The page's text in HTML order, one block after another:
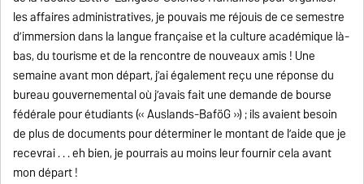
les affaires administratives, je pouvais me réjouis de ce semestre
d’immersion dans la langue française et la culture académique là-
bas, du tourisme et de la rencontre de nouveaux amis ! Une
semaine avant mon départ, j’ai également reçu une réponse du
bureau gouvernemental où j’avais fait une demande de bourse
fédérale pour étudiants (« Auslands-BaföG ») ; ils avaient besoin
de plus de documents pour déterminer le montant de l’aide que je
recevrai . . . eh bien, je pourrais au moins leur fournir cela avant
mon départ !